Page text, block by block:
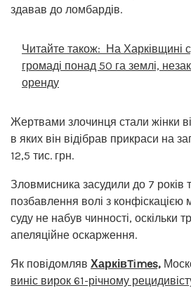
здавав до ломбардів.
Читайте також: На Харківщині
громаді понад 50 га землі,
оренду
Жертвами злочинця стали жінки
в яких він відібрав прикраси на
12,5 тис. грн.
Зловмисника засудили до 7 років
позбавлення волі з конфіскацією
суду не набув чинності, оскільки
апеляційне оскарження.
Як повідомляв ХарківTimes,
виніс вирок 61-річному